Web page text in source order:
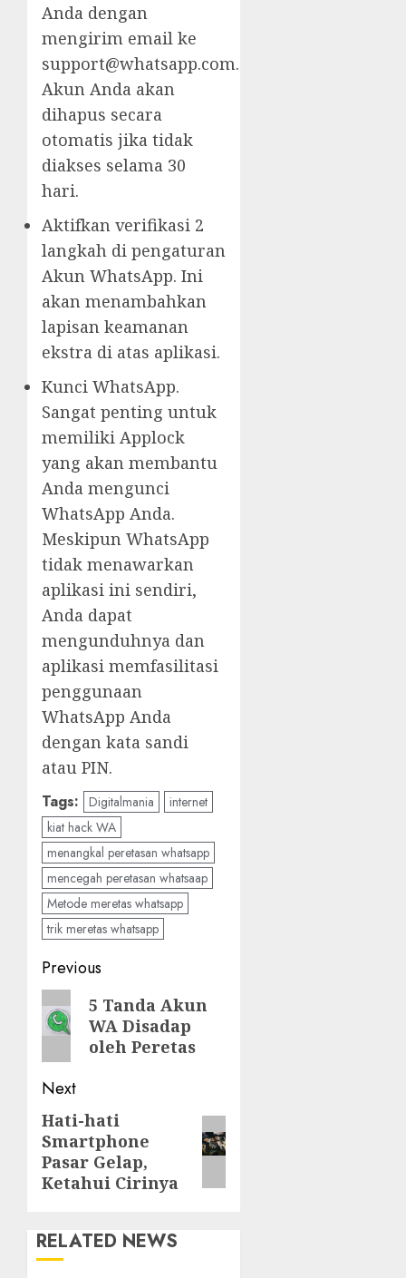
Anda dengan
mengirim email ke
support@whatsapp.com.
Akun Anda akan
dihapus secara
otomatis jika tidak
diakses selama 30
hari.
Aktifkan verifikasi 2
langkah di pengaturan
Akun WhatsApp. Ini
akan menambahkan
lapisan keamanan
ekstra di atas aplikasi.
Kunci WhatsApp.
Sangat penting untuk
memiliki Applock
yang akan membantu
Anda mengunci
WhatsApp Anda.
Meskipun WhatsApp
tidak menawarkan
aplikasi ini sendiri,
Anda dapat
mengunduhnya dan
aplikasi memfasilitasi
penggunaan
WhatsApp Anda
dengan kata sandi
atau PIN.
Tags: Digitalmania
internet
kiat hack WA
menangkal peretasan whatsapp
mencegah peretasan whatsaap
Metode meretas whatsapp
trik meretas whatsapp
Post
navigation
Previous
Previous
post:
5 Tanda Akun
WA Disadap
oleh Peretas
Next
Next
post:
Hati-hati
Smartphone
Pasar Gelap,
Ketahui Cirinya
RELATED NEWS